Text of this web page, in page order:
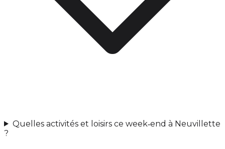
Quelles activités et loisirs ce week‑end à Neuvillette
?